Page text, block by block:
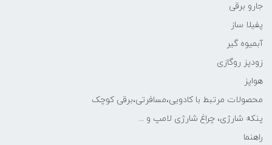
جارو برقی
پفیلا ساز
آبمیوه گیر
زودپز روگازی
هواپز
محصولات مرتبط با کادویی،مسافرتی،برقی کوچک
پنکه شارژی، چراغ شارژی لامپ و ...
راهنما